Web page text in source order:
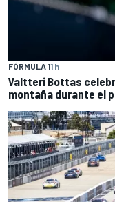
FÓRMULA 11 h
Valtteri Bottas
montaña durante el